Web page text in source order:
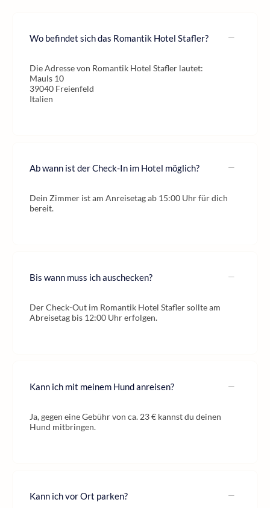
Wo befindet sich das Romantik Hotel Stafler?
Die Adresse von Romantik Hotel Stafler lautet:
Mauls 10
39040 Freienfeld
Italien
Ab wann ist der Check-In im Hotel möglich?
Dein Zimmer ist am Anreisetag ab 15:00 Uhr für dich
bereit.
Bis wann muss ich auschecken?
Der Check-Out im Romantik Hotel Stafler sollte am
Abreisetag bis 12:00 Uhr erfolgen.
Kann ich mit meinem Hund anreisen?
Ja, gegen eine Gebühr von ca. 23 € kannst du deinen
Hund mitbringen.
Kann ich vor Ort parken?